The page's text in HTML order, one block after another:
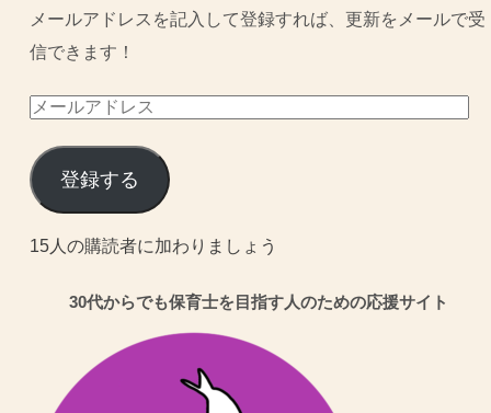
メールアドレスを記入して登録すれば、更新をメールで受
信できます！
メ
ル
ア
ド
登録する
15人の購読者に加わりましょう
30代からでも保育士を目指す人のための応援サイト